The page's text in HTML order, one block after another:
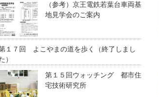
（参考）京王電鉄若葉台車両基
地見学会のご案内
１７回 よこやまの道を歩く（終了しまし
）
第１５回ウォッチング 都市住
宅技術研究所